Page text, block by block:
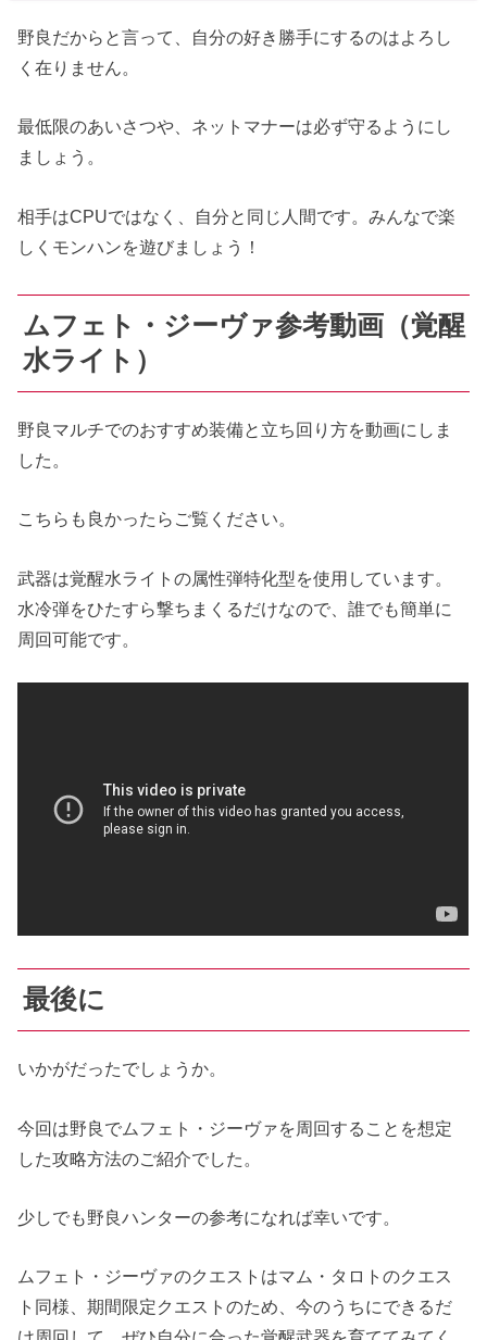
野良だからと言って、自分の好き勝手にするのはよろし
く在りません。
最低限のあいさつや、ネットマナーは必ず守るようにし
ましょう。
相手はCPUではなく、自分と同じ人間です。みんなで楽
しくモンハンを遊びましょう！
ムフェト・ジーヴァ参考動画（覚醒
水ライト）
野良マルチでのおすすめ装備と立ち回り方を動画にしま
した。
こちらも良かったらご覧ください。
武器は覚醒水ライトの属性弾特化型を使用しています。
水冷弾をひたすら撃ちまくるだけなので、誰でも簡単に
周回可能です。
最後に
いかがだったでしょうか。
今回は野良でムフェト・ジーヴァを周回することを想定
した攻略方法のご紹介でした。
少しでも野良ハンターの参考になれば幸いです。
ムフェト・ジーヴァのクエストはマム・タロトのクエス
ト同様、期間限定クエストのため、今のうちにできるだ